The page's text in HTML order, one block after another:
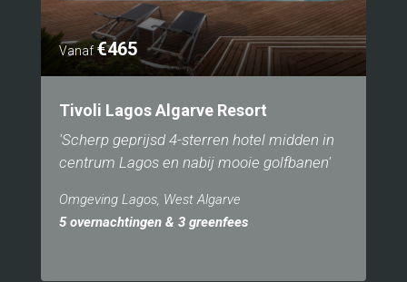
Vanaf€465
Tivoli Lagos Algarve Resort
'Scherp geprijsd 4-sterren hotel midden in
centrum Lagos en nabij mooie golfbanen'
Omgeving Lagos, West Algarve
5 overnachtingen & 3 greenfees